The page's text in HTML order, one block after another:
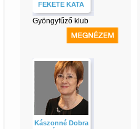
FEKETE KATA
Gyöngyfűző klub
Kászonné Dobra